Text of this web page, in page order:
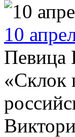
10
Певица
«Склок